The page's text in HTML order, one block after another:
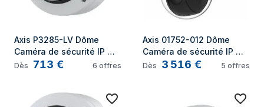
Axis P3285-LV Dôme
Caméra de sécurité IP
Intérieure 1920 x 1080
Dès 713 € 6 offres
Axis 01752-012 Dôme
Caméra de sécurité IP
Intérieure et extérieure
Dès 3 516 € 5 offres